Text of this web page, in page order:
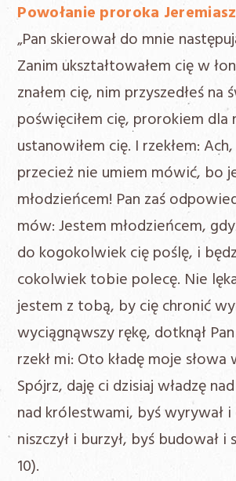
Powołanie proroka
„Pan skierował do mnie
Zanim ukształtowałem cię w
znałem cię, nim przyszedłeś na
poświęciłem cię, prorokiem
ustanowiłem cię. I rzekłem:
przecież nie umiem mówić, bo
młodzieńcem! Pan zaś
mów: Jestem młodzieńcem,
do kogokolwiek cię poślę, i
cokolwiek tobie polecę. Nie
jestem z tobą, by cię chronić
wyciągnąwszy rękę, dotknął
rzekł mi: Oto kładę moje
Spójrz, daję ci dzisiaj władzę
nad królestwami, byś wyrywał i
niszczył i burzył, byś budował i
10).